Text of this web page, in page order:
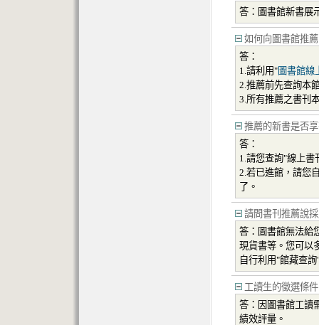
答：圖書館新書展
如何向圖書館推
答：
1.請利用"圖書館線
2.推薦前先查詢本
3.所有推薦之書刊
推薦的新書是否
答：
1.請您查詢"線上書
2.若已進館，請您
了。
請問書刊推薦說
答：圖書館無法給
現貨書等。您可以
自行利用"館藏查
工讀生的徵選條
答：因圖書館工讀
績效評量。